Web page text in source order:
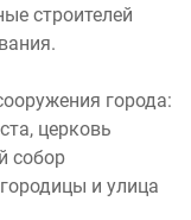
строителей
города:
церковь
собор
и улица